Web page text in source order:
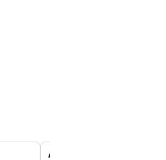
Accès pratique aux